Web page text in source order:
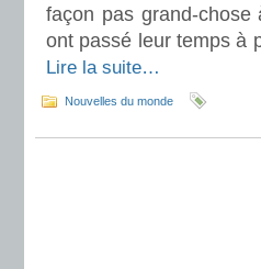
façon pas grand-
ont passé leur temps à
Lire la suite…
Nouvelles du monde